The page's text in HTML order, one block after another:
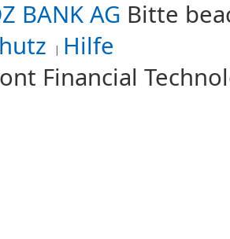
BANK AG Bitte
Hilfe
Financial